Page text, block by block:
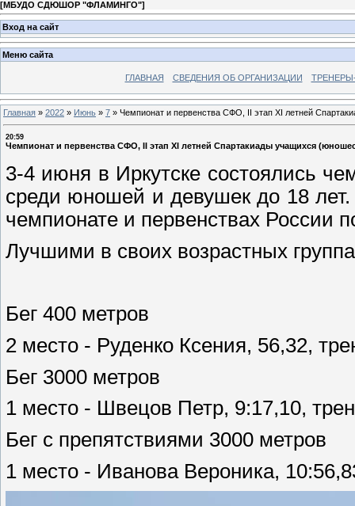
[МБУДО СДЮШОР "ФЛАМИНГО"]
Вход на сайт
Меню сайта
ГЛАВНАЯ СВЕДЕНИЯ ОБ ОРГАНИЗАЦИИ
Главная » 2022 » Июнь » 7 » Чемпионат и первенства СФО, II этап XI летней
20:59
Чемпионат и первенства СФО, II этап XI летней Спартакиады учащихся
3-4 июня в Иркутске состоялись
среди юношей и девушек до 18
чемпионате и первенствах России
Лучшими в своих возрастных
Бег 400 метров
2 место - Руденко Ксения, 56,32,
Бег 3000 метров
1 место - Швецов Петр, 9:17,10,
Бег с препятствиями 3000 метров
1 место - Иванова Вероника,